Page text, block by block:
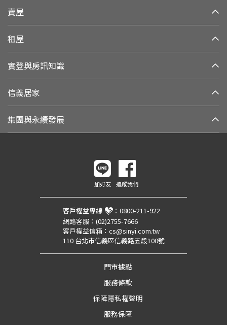
賣屋
租屋
實登與房訊知識
信義居家
集團與永續發展
加好友 追蹤我們
客戶權益專線 ： 0800-211-922
網路客服： (02)2755-7666
客戶權益信箱： cs@sinyi.com.tw
110 台北市信義區信義路五段100號
門市據點
服務條款
保障隱私權聲明
服務保障